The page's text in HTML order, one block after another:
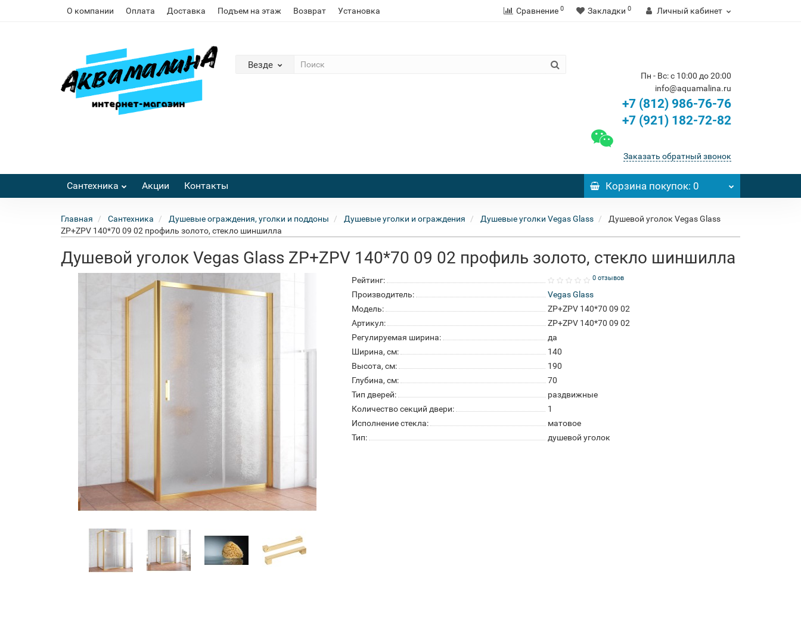
О компании Оплата Доставка Подъем на этаж Возврат Установка Сравнение 0 Закладки 0 Личный кабинет
Везде
Пн - Вс: с 10:00 до 20:00
info@aquamalina.ru
+7 (812) 986-76-76
+7 (921) 182-72-82
Заказать обратный звонок
Сантехника Акции Контакты Корзинапокупок: 0
Главная Сантехника Душевые ограждения, уголки и поддоны Душевые уголки и ограждения Душевые уголки Vegas Glass
Душевой уголок Vegas Glass
ZP+ZPV 140*70 09 02 профиль золото, стекло шиншилла
Душевой уголок Vegas Glass ZP+ZPV 140*70 09 02 профиль золото, стекло шиншилла
Рейтинг: 0 отзывов
Производитель:
Vegas Glass
Модель:
ZP+ZPV 140*70 09 02
Артикул:
ZP+ZPV 140*70 09 02
Регулируемая ширина:
да
Ширина, см:
140
Высота, см:
190
Глубина, см:
70
Тип дверей:
раздвижные
Количество секций двери:
1
Исполнение стекла:
матовое
Тип:
душевой уголок